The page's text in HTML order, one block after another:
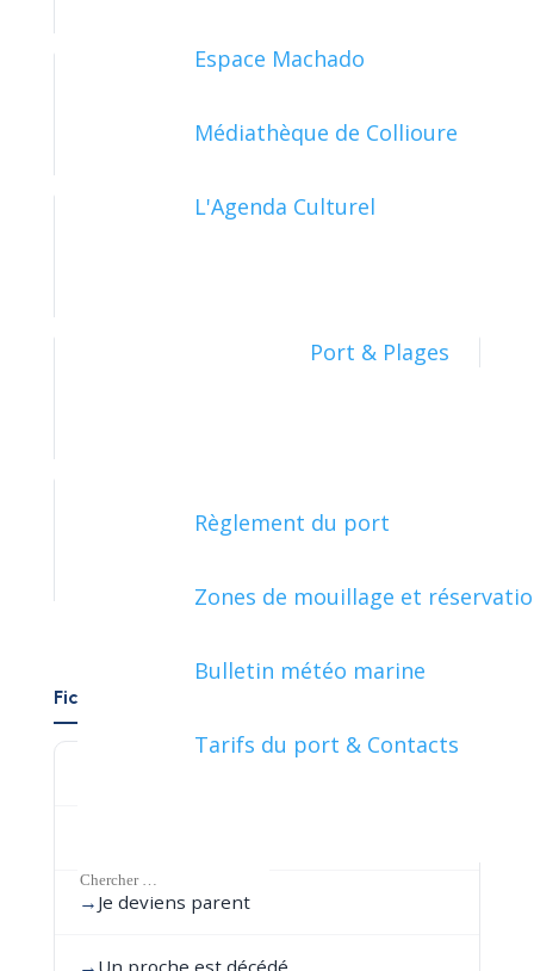
Espace Machado
Médiathèque de Collioure
L'Agenda Culturel
Port & Plages
Règlement du port
Zones de mouillage et
Bulletin météo marine
Tarifs du port & Contacts
SOCIAL - SANTÉ
Fiches pratiques par événement de vie
→ Je deviens parent
Un proche est décédé